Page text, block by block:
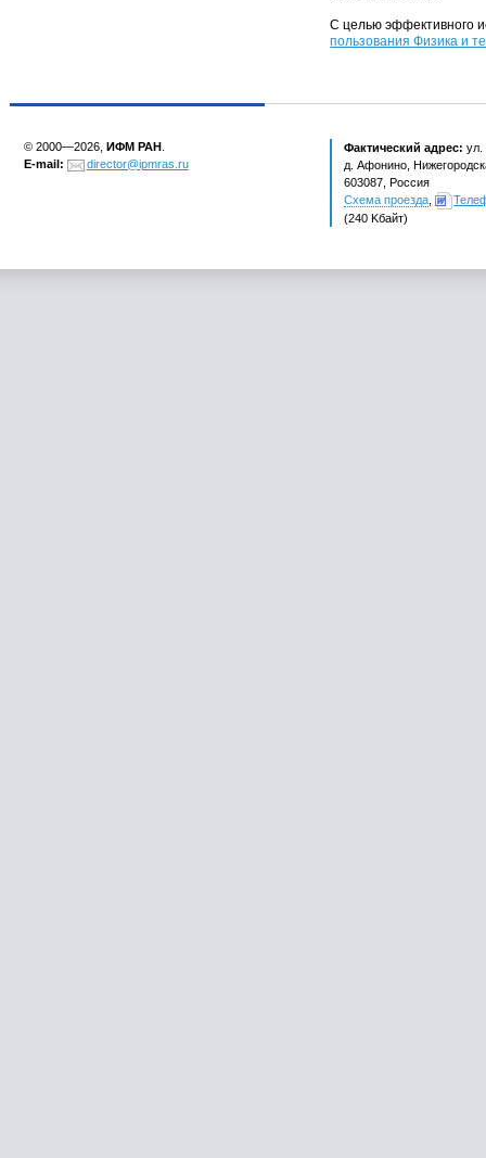
С целью эффективного
пользования Физика и
© 2000—2026,ИФМ РАН
E-mail:
director@ipmras.ru
Фактический адрес: ул.
д. Афонино,
603087, Россия
Схема проезда ,
(240 Kбайт)